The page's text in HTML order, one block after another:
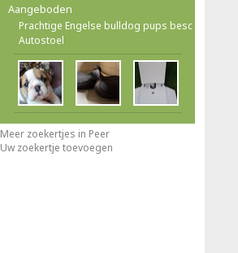
Aangeboden
Prachtige Engelse bulldog pups besc
Autostoel
Meer zoekertjes in Peer
Uw zoekertje toevoegen